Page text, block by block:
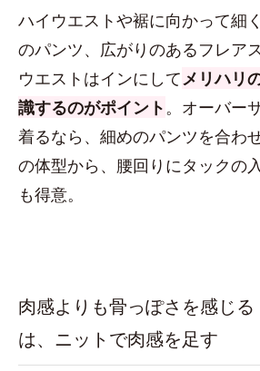
ハイウエストや裾に向かって細
のパンツ、広がりのあるフレア
ウエストはインにしてメリハリ
識するのがポイント。オーバー
着るなら、細めのパンツを合わ
の体型から、腰回りにタックの
も得意。
肉感よりも骨っぽさを感じる
は、ニットで肉感を足す